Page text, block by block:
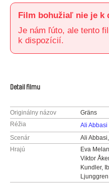
Film bohužiaľ nie je k
Je nám ľúto, ale tento
k dispozícií.
Detail filmu
Originálny názov
Gräns
Réžia
Ali Abbasi
Scenár
Ali
Hrajú
Eva
Viktor
Kundler,
Ljunggren